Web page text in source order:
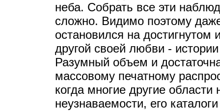
неба. Собрать все эти
сложно. Видимо поэтому
остановился на достигнутом
другой своей любви -
Разумный объем и
массовому печатному
когда многие другие
неузнаваемости, его